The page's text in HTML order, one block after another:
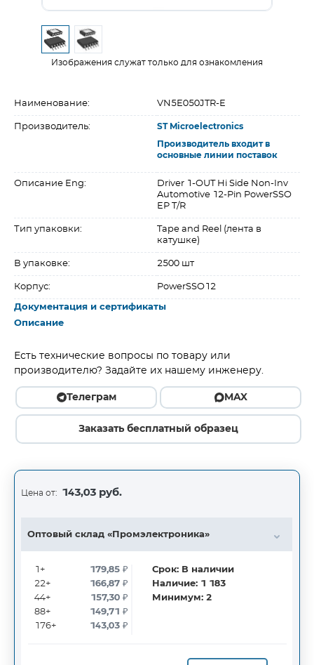
Изображения служат только для ознакомления
Наименование: VN5E050JTR-E
Производитель: ST Microelectronics
Производитель входит в
основные линии поставок
Описание Eng:
Driver 1-OUT Hi Side Non-Inv
Automotive 12-Pin PowerSSO
EP T/R
Тип упаковки:
Tape and Reel (лента в
катушке)
В упаковке: 2500 шт
Корпус: PowerSSO12
Документация и сертификаты
Описание
Есть технические вопросы по товару или
производителю? Задайте их нашему инженеру.
Телеграм MAX
Заказать бесплатный образец
Цена от: 143,03 руб.
Оптовый склад «Промэлектроника»
1+
22+
44+
88+
176+
179,85₽
166,87₽
157,30₽
149,71₽
143,03₽
Срок: В наличии
Наличие: 1 183
Минимум:2